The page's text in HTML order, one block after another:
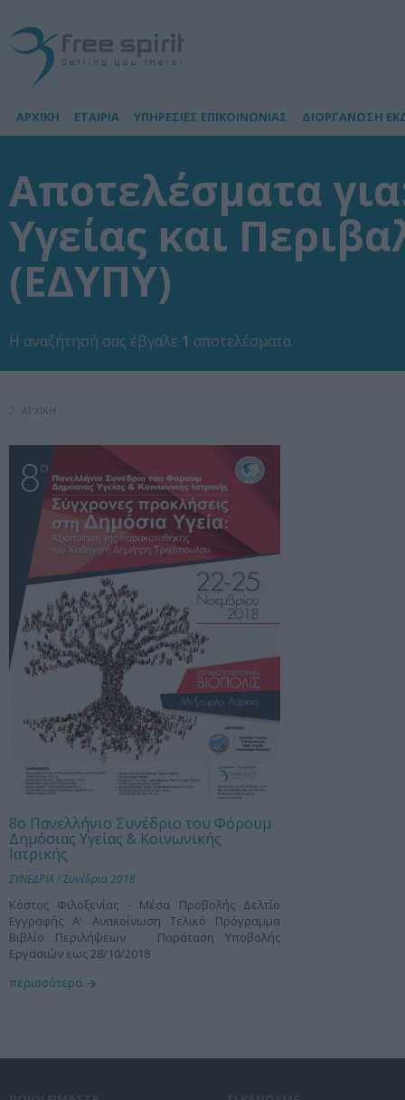
ΑΡΧΙΚΗ ΕΤΑΙΡΙΑ ΥΠΗΡΕΣΙΕΣ ΕΠΙΚΟΙΝΩΝΙΑΣ ΔΙΟΡΓΑΝΩΣΗ
Αποτελέσματα
Υγείας και
(ΕΔΥΠΥ)
Η αναζήτησή σας έβγαλε 1 αποτελέσματα
ΑΡΧΙΚΗ
8ο Πανελλήνιο Συνέδριο του Φόρουμ
Δημόσιας Υγείας & Κοινωνικής
Ιατρικής
ΣΥΝΕΔΡΙΑ /Συνέδρια 2018
Κόστος Φιλοξενίας - Μέσα Προβολής Δελτίο
Εγγραφής Α' Ανακοίνωση Τελικό Πρόγραμμα
Βιβλίο Περιλήψεων Παράταση Υποβολής
Εργασιών εως 28/10/2018
περισσότερα